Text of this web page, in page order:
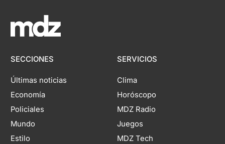
SECCIONES
Últimas noticias
Economía
Policiales
Mundo
Estilo
SERVICIOS
Clima
Horóscopo
MDZ Radio
Juegos
MDZ Tech